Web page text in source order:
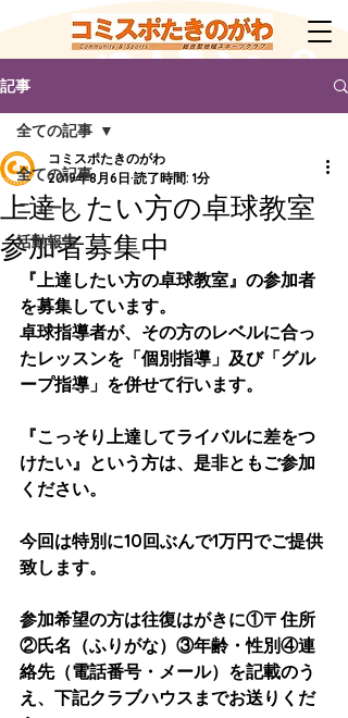
記事
全ての記事
ニュース
活動報告
全ての記事
上達したい方の卓球教室
参加者募集中
コミスポたきのがわ
2019年8月6日 読了時間: 1分
『上達したい方の卓球教室』の参加者
を募集しています。
卓球指導者が、その方のレベルに合っ
たレッスンを「個別指導」及び「グル
ープ指導」を併せて行います。
『こっそり上達してライバルに差をつ
けたい』という方は、是非ともご参加
ください。
今回は特別に10回ぶんで1万円でご提供
致します。
参加希望の方は往復はがきに①〒住所
②氏名（ふりがな）③年齢・性別④連
絡先（電話番号・メール）を記載のう
え、下記クラブハウスまでお送りくだ